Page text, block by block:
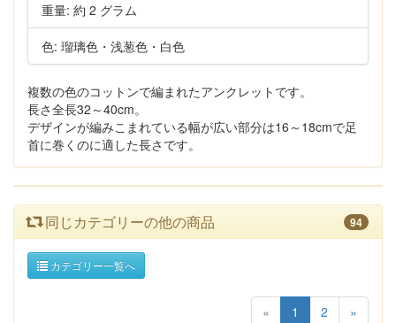
重量: 約 2 グラム
色: 瑠璃色・浅葱色・白色
複数の色のコットンで編まれたアンクレットです。
長さ全長32～40cm。
デザインが編みこまれている幅が広い部分は16～18cmで足
首に巻くのに適した長さです。
同じカテゴリーの他の商品 94
カテゴリー一覧へ
« 1 2 »